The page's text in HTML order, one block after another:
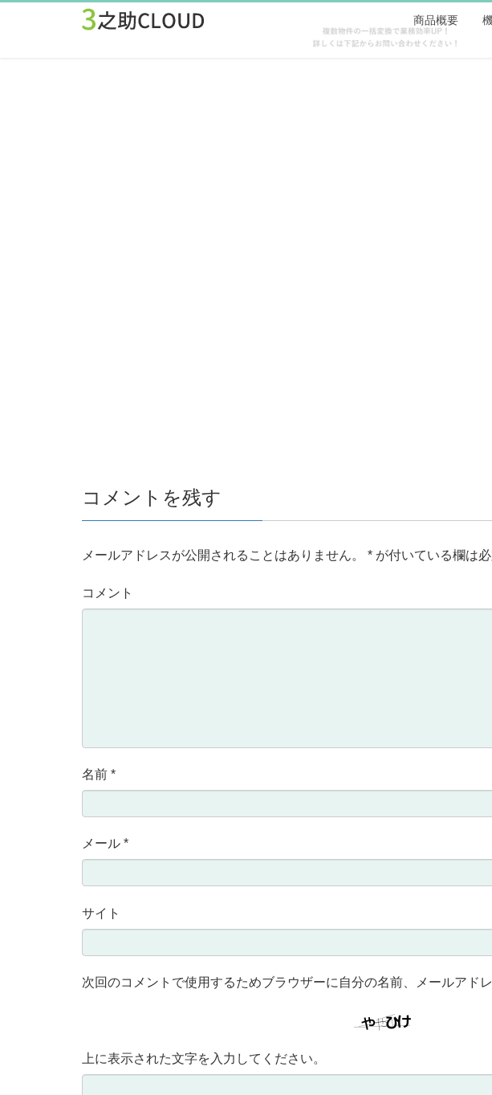
商品概要
コメントを残す
メールアドレスが公開されることはありません。 * が付いている欄は
コメント
名前 *
メール *
サイト
次回のコメントで使用するためブラウザーに自分の名前、メールアド
上に表示された文字を入力してください。